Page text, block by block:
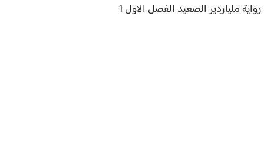
رواية ملياردير الصعيد الفصل الاول 1